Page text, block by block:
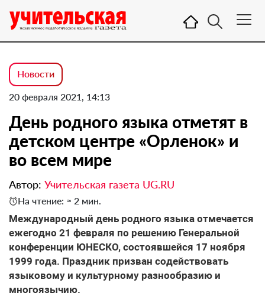
Новости
20 февраля 2021, 14:13
День родного языка отметят в
детском центре «Орленок» и
во всем мире
Автор: Учительская газета UG.RU
На чтение: ≈ 2 мин.
Международный день родного языка отмечается
ежегодно 21 февраля по решению Генеральной
конференции ЮНЕСКО, состоявшейся 17 ноября
1999 года. Праздник призван содействовать
языковому и культурному разнообразию и
многоязычию.